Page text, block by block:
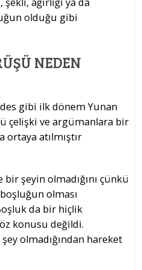
olduğu gibi
NEDEN
gibi ilk dönem Yunan
çelişki ve argümanlara bir
ortaya atılmıştır
şeyin olmadığını çünkü
olması
da bir hiçlik
konusu değildi.
olmadığından hareket